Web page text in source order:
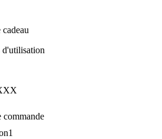
d'utilisation
1